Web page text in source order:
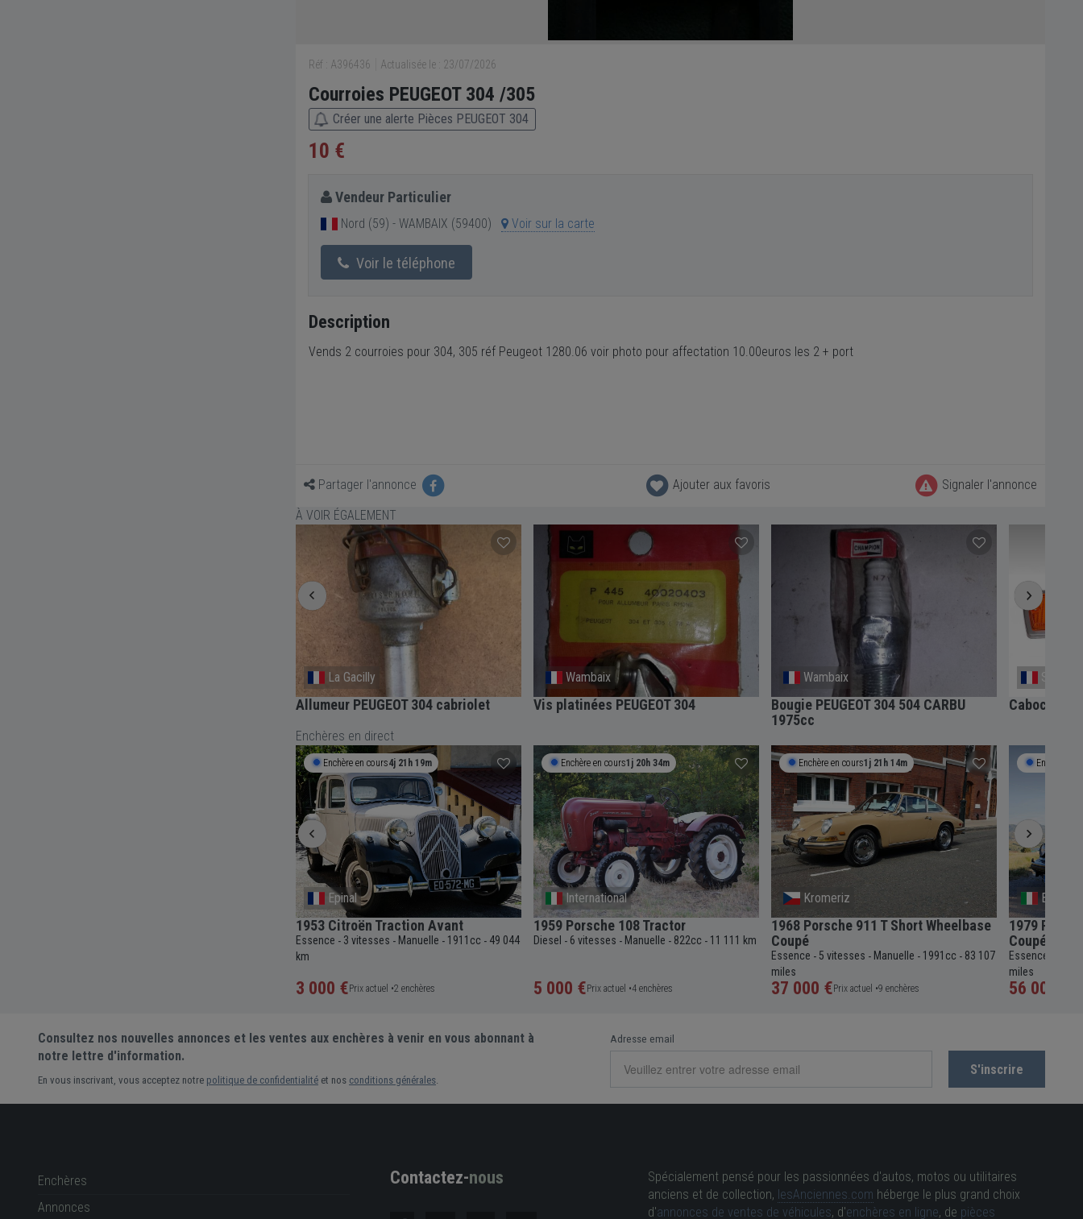
Réf : A396436 Actualisée le : 23/07/2026
Courroies PEUGEOT 304 /305
Créer une alerte Pièces PEUGEOT 304
10 €
Vendeur Particulier
Nord (59) - WAMBAIX (59400) Voir sur la carte
Voir le téléphone
Description
Vends 2 courroies pour 304, 305 réf Peugeot 1280.06 voir photo pour affectation 10.00euros les 2 + port
Partager l'annonce Ajouter aux favoris
Signaler l'annonce
À VOIR ÉGALEMENT
La Gacilly
Allumeur PEUGEOT 304 cabriolet
Wambaix
Vis platinées PEUGEOT 304
Wambaix
Bougie PEUGEOT 304 504 CARBU
1975cc
Saint-
Cabochon
Enchères en direct
Enchère en cours4j 21h 19m
Epinal
1953 Citroën Traction Avant
Essence - 3 vitesses - Manuelle - 1911cc - 49 044
km
3 000 € Prix actuel •2 enchères
Enchère en cours1j 20h 34m
International
1959 Porsche 108 Tractor
Diesel - 6 vitesses - Manuelle - 822cc - 11 111 km
5 000 € Prix actuel •4 enchères
Enchère en cours1j 21h 14m
Kromeriz
1968 Porsche 911 T Short Wheelbase
Coupé
Essence - 5 vitesses - Manuelle - 1991cc - 83 107
miles
37 000 € Prix actuel •9 enchères
Enchère en
1979
Coupé
Essence
miles
56 000 €
Consultez nos nouvelles annonces et les ventes aux enchères à venir en vous abonnant à
notre lettre d'information.
En vous inscrivant, vous acceptez notre politique de confidentialité et nos conditions générales
Adresse email
Enchères
Annonces
Contactez-nous
Spécialement pensé pour les passionnées d'autos, motos ou utilitaires
anciens et de collection, lesAnciennes.com héberge le plus grand choix
d'annonces de ventes de véhicules, d'enchères en ligne, de pièces